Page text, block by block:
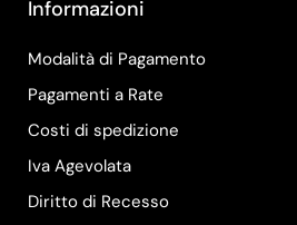
Informazioni
Modalità di Pagamento
Pagamenti a Rate
Costi di spedizione
Iva Agevolata
Diritto di Recesso